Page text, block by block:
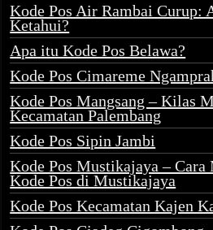
Kode Pos Air Rambai Curup:
Ketahui?
Apa itu Kode Pos Belawa?
Kode Pos Cimareme
Kode Pos Mangsang – Kilas
Kecamatan Palembang
Kode Pos Sipin Jambi
Kode Pos Mustikajaya – Cara
Kode Pos di Mustikajaya
Kode Pos Kecamatan Kajen